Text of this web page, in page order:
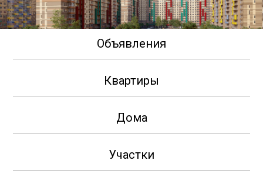
Объявления
Квартиры
Дома
Участки